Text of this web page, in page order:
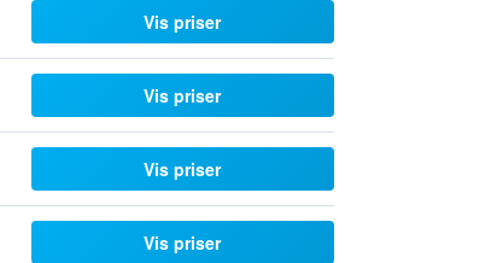
Vis priser
Vis priser
Vis priser
Vis priser